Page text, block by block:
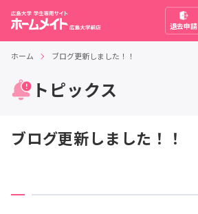
退去申請
ホーム ブログ更新しました！！
トピックス
ブログ更新しました！！